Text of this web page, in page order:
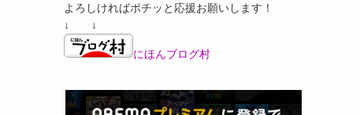
よろしければポチッと応援お願いします！
↓ ↓
にほんブログ村